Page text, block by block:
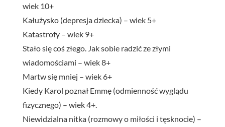
wiek 10+
Kałużysko (depresja dziecka) – wiek 5+
Katastrofy – wiek 9+
Stało się coś złego. Jak sobie radzić ze złymi
wiadomościami – wiek 8+
Martw się mniej – wiek 6+
Kiedy Karol poznał Emmę (odmienność wyglądu
fizycznego) – wiek 4+.
Niewidzialna nitka (rozmowy o miłości i tęsknocie) –